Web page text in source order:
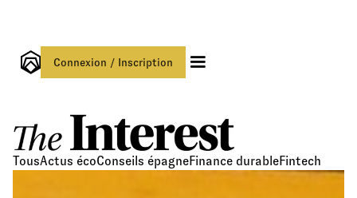
Connexion / Inscription
TousActus écoConseils épagneFinance durableFintech